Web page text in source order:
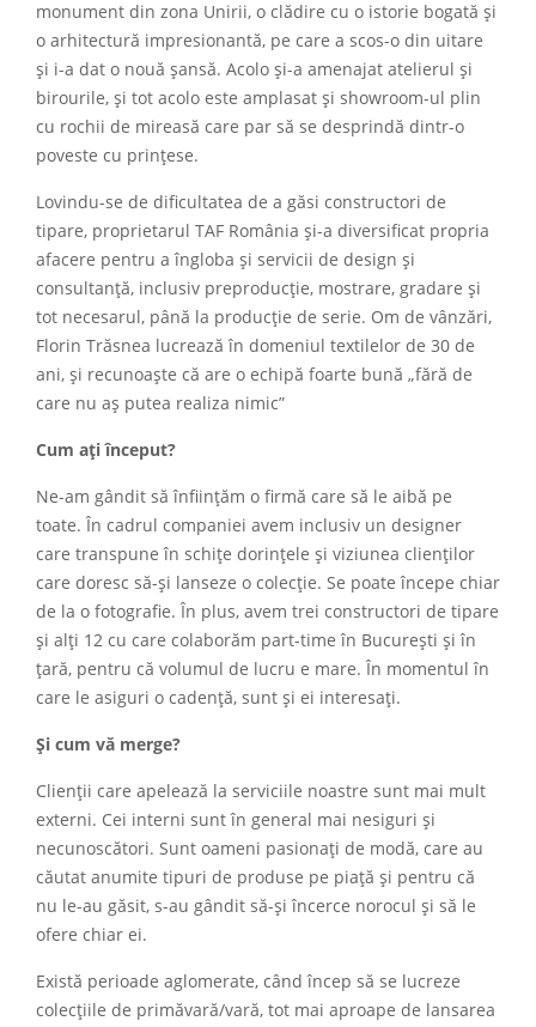
monument din zona Unirii, o clădire cu o istorie bogată și
o arhitectură impresionantă, pe care a scos-o din uitare
și i-a dat o nouă șansă. Acolo și-a amenajat atelierul și
birourile, și tot acolo este amplasat și showroom-ul plin
cu rochii de mireasă care par să se desprindă dintr-o
poveste cu prințese.
Lovindu-se de dificultatea de a găsi constructori de
tipare, proprietarul TAF România și-a diversificat propria
afacere pentru a îngloba și servicii de design și
consultanță, inclusiv preproducție, mostrare, gradare și
tot necesarul, până la producție de serie. Om de vânzări,
Florin Trăsnea lucrează în domeniul textilelor de 30 de
ani, și recunoaște că are o echipă foarte bună „fără de
care nu aș putea realiza nimic”
Cum ați început?
Ne-am gândit să înființăm o firmă care să le aibă pe
toate. În cadrul companiei avem inclusiv un designer
care transpune în schițe dorințele și viziunea clienților
care doresc să-și lanseze o colecție. Se poate începe chiar
de la o fotografie. În plus, avem trei constructori de tipare
și alți 12 cu care colaborăm part-time în București și în
țară, pentru că volumul de lucru e mare. În momentul în
care le asiguri o cadență, sunt și ei interesați.
Și cum vă merge?
Clienții care apelează la serviciile noastre sunt mai mult
externi. Cei interni sunt în general mai nesiguri și
necunoscători. Sunt oameni pasionați de modă, care au
căutat anumite tipuri de produse pe piață și pentru că
nu le-au găsit, s-au gândit să-și încerce norocul și să le
ofere chiar ei.
Există perioade aglomerate, când încep să se lucreze
colecțiile de primăvară/vară, tot mai aproape de lansarea